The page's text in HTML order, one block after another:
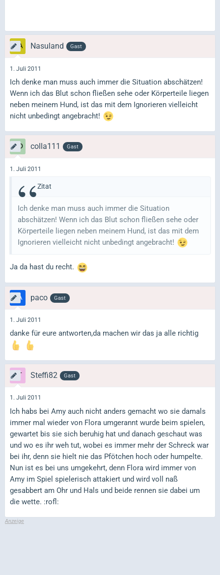
Nasuland Gast
1. Juli 2011
Ich denke man muss auch immer die Situation abschätzen!
Wenn ich das Blut schon fließen sehe oder Körperteile liegen
neben meinem Hund, ist das mit dem Ignorieren vielleicht
nicht unbedingt angebracht!
colla111 Gast
1. Juli 2011
Zitat
Ich denke man muss auch immer die Situation
abschätzen! Wenn ich das Blut schon fließen sehe oder
Körperteile liegen neben meinem Hund, ist das mit dem
Ignorieren vielleicht nicht unbedingt angebracht!
Ja da hast du recht.
paco Gast
1. Juli 2011
danke für eure antworten,da machen wir das ja alle richtig
Steffi82 Gast
1. Juli 2011
Ich habs bei Amy auch nicht anders gemacht wo sie damals
immer mal wieder von Flora umgerannt wurde beim spielen,
gewartet bis sie sich beruhig hat und danach geschaut was
und wo es ihr weh tut, wobei es immer mehr der Schreck war
bei ihr, denn sie hielt nie das Pfötchen hoch oder humpelte.
Nun ist es bei uns umgekehrt, denn Flora wird immer von
Amy im Spiel spielerisch attakiert und wird voll naß
gesabbert am Ohr und Hals und beide rennen sie dabei um
die wette. :rofl: